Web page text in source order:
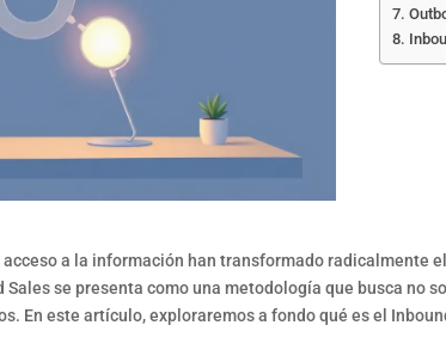
a la información han transformado radicalmente
Sales se presenta como una metodología que busca no
En este artículo, exploraremos a fondo qué es el